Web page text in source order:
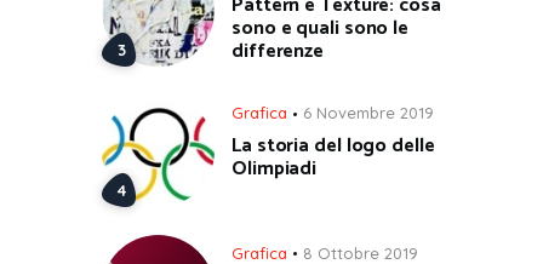
sono e quali sono le
differenze
Grafica 6 Novembre 2019
La storia del logo delle
Olimpiadi
Grafica 8 Ottobre 2019